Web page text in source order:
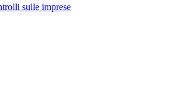
sulle imprese